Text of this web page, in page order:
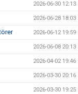
2026-06-30 12:13
2026-06-28 18:03
2026-06-12 19:59
2026-06-08 20:13
2026-04-02 19:46
2026-03-30 20:16
2026-03-30 19:25